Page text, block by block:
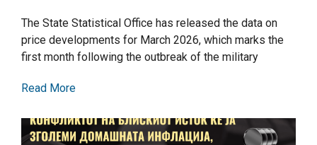
The State Statistical Office has released the data on
price developments for March 2026, which marks the
first month following the outbreak of the military
Read More